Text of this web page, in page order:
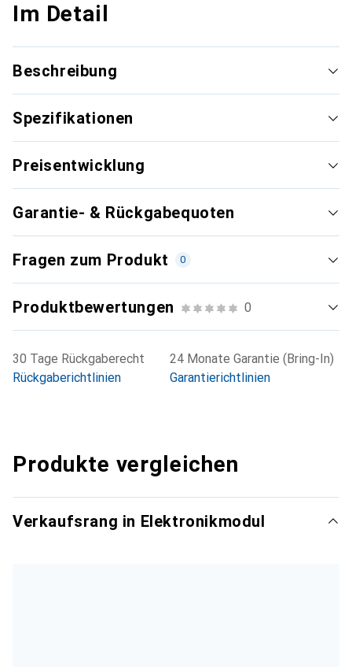
Im Detail
Beschreibung
Spezifikationen
Preisentwicklung
Garantie- & Rückgabequoten
Fragen zum Produkt 0
Produktbewertungen 0
30 Tage Rückgaberecht
Rückgaberichtlinien
24 Monate Garantie (Bring-In)
Garantierichtlinien
Produkte vergleichen
Verkaufsrang in Elektronikmodul